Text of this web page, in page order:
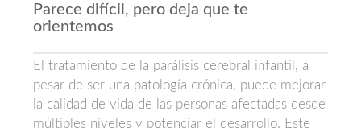
Parece difícil, pero deja que te
orientemos
El tratamiento de la parálisis cerebral infantil, a
pesar de ser una patología crónica, puede mejorar
la calidad de vida de las personas afectadas desde
múltiples niveles y potenciar el desarrollo. Este